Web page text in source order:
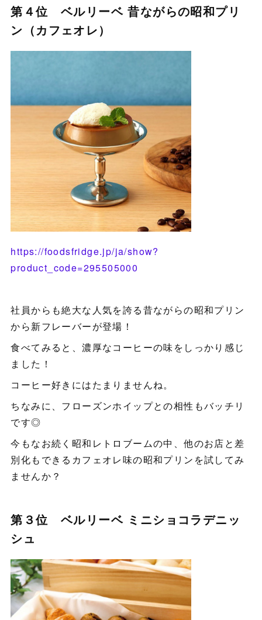
第４位 ベルリーベ 昔ながらの昭和プリ
ン（カフェオレ）
https://foodsfridge.jp/ja/show?
product_code=295505000
社員からも絶大な人気を誇る昔ながらの昭和プリン
から新フレーバーが登場！
食べてみると、濃厚なコーヒーの味をしっかり感じ
ました！
コーヒー好きにはたまりませんね。
ちなみに、フローズンホイップとの相性もバッチリ
です◎
今もなお続く昭和レトロブームの中、他のお店と差
別化もできるカフェオレ味の昭和プリンを試してみ
ませんか？
第３位 ベルリーベ ミニショコラデニッ
シュ